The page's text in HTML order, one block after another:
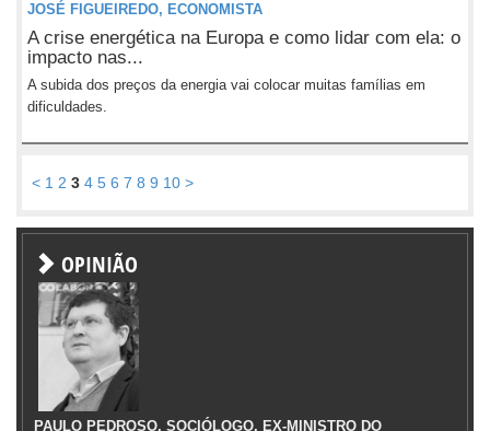
JOSÉ FIGUEIREDO, ECONOMISTA
A crise energética na Europa e como lidar com ela: o
impacto nas...
A subida dos preços da energia vai colocar muitas famílias em
dificuldades.
< 1 2 3 4 5 6 7 8 9 10 >
OPINIÃO
PAULO PEDROSO, SOCIÓLOGO, EX-MINISTRO DO